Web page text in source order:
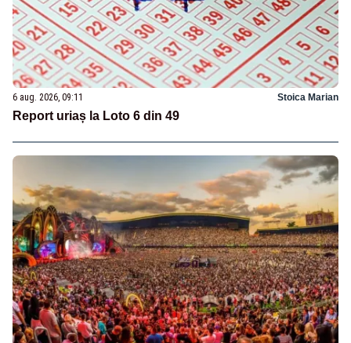
6 aug. 2026, 09:11 Stoica Marian
Report uriaș la Loto 6 din 49